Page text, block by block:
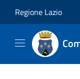
Regione Lazio